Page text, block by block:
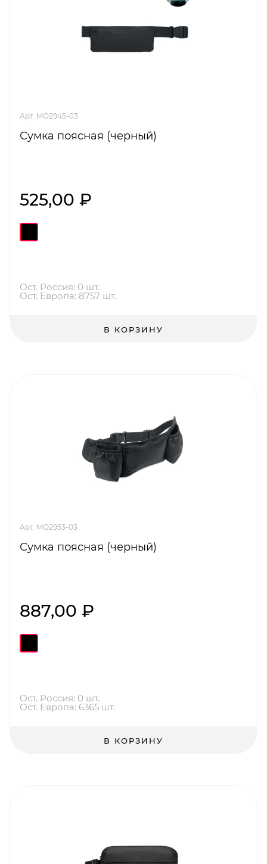
Арт. MO2945-03
Сумка поясная (черный)
525,00 ₽
Ост. Россия: 0 шт.
Ост. Европа: 8757 шт.
В КОРЗИНУ
Арт. MO2953-03
Сумка поясная (черный)
887,00 ₽
Ост. Россия: 0 шт.
Ост. Европа: 6365 шт.
В КОРЗИНУ